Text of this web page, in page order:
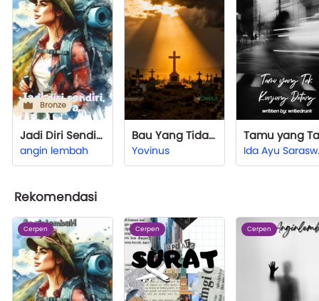
Bronze
Jadi Diri Sendiri Aja, Ta...
angin lembah
Bau Yang Tidak Pernah Pergi
Yovinus Ida
Rekomendasi
Cerpen Cerpen Cerpen